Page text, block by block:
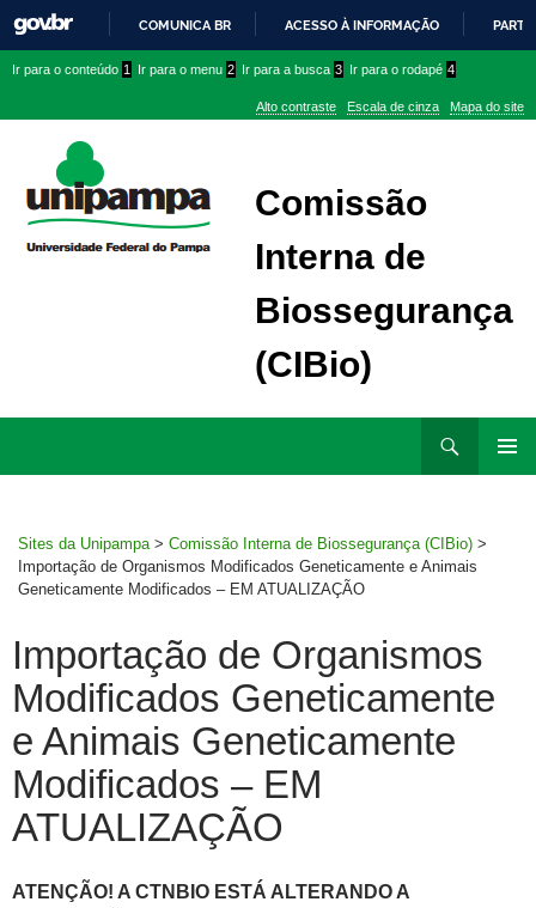
PARA
CONTEÚDO
COMUNICA BR ACESSO À INFORMAÇÃO
conteúdo
menu
superior
menu
Ir para o conteúdo 1 Ir para o menu 2 Ir para a busca 3 Ir para o rodapé 4
Alto contraste Escala de cinza Mapa do site
Comissão
Interna de
Biossegurança
(CIBio)
Sites da Unipampa > Comissão Interna de Biossegurança (CIBio) >
Importação de Organismos Modificados Geneticamente e Animais
Geneticamente Modificados – EM ATUALIZAÇÃO
Importação de Organismos
Modificados Geneticamente
e Animais Geneticamente
Modificados – EM
ATUALIZAÇÃO
ATENÇÃO! A CTNBIO ESTÁ ALTERANDO A